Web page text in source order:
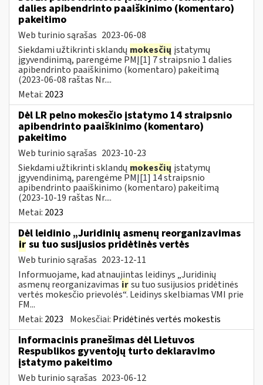
dalies apibendrinto paaiškinimo (komentaro)
pakeitimo
Web turinio sąrašas 2023-06-08
Siekdami užtikrinti sklandų mokesčių įstatymų
įgyvendinimą, parengėme PMĮ[1] 7 straipsnio 1 dalies
apibendrinto paaiškinimo (komentaro) pakeitimą
(2023-06-08 raštas Nr....
Metai: 2023
Dėl LR pelno mokesčio įstatymo 14 straipsnio
apibendrinto paaiškinimo (komentaro)
pakeitimo
Web turinio sąrašas 2023-10-23
Siekdami užtikrinti sklandų mokesčių įstatymų
įgyvendinimą, parengėme PMĮ[1] 14 straipsnio
apibendrinto paaiškinimo (komentaro) pakeitimą
(2023-10-19 raštas Nr....
Metai: 2023
Dėl leidinio „Juridinių asmenų reorganizavimas
ir su tuo susijusios pridėtinės vertės
Web turinio sąrašas 2023-12-11
Informuojame, kad atnaujintas leidinys „Juridinių
asmenų reorganizavimas irsu tuo susijusios pridėtinės
vertės mokesčio prievolės“. Leidinys skelbiamas VMI prie
FM...
Metai: 2023 Mokesčiai: Pridėtinės vertės mokestis
Informacinis pranešimas dėl Lietuvos
Respublikos gyventojų turto deklaravimo
įstatymo pakeitimo
Web turinio sąrašas 2023-06-12